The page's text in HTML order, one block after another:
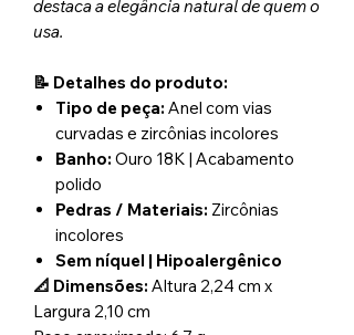
destaca a elegância natural de quem o
usa.
📝 Detalhes do produto:
Tipo de peça: Anel com vias
curvadas e zircônias incolores
Banho: Ouro 18K | Acabamento
polido
Pedras / Materiais: Zircônias
incolores
Sem níquel | Hipoalergênico
📐 Dimensões: Altura 2,24 cm x
Largura 2,10 cm